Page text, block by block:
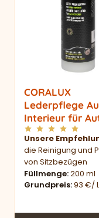
CORALUX
Lederpflege
Interieur für
Unsere
die Reinigung und
von Sitzbezügen
Füllmenge 200 ml
Grundpreis 93 €/